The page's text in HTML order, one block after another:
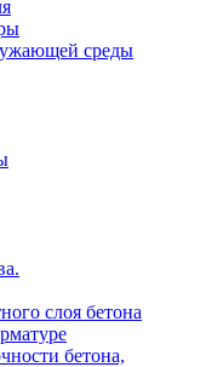
среды
слоя бетона
бетона,